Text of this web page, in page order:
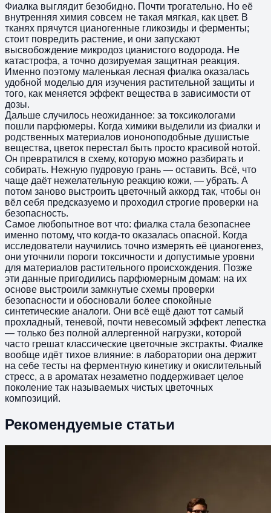
Фиалка выглядит безобидно. Почти трогательно. Но её
внутренняя химия совсем не такая мягкая, как цвет. В
тканях прячутся цианогенные гликозиды и ферменты;
стоит повредить растение, и они запускают
высвобождение микродоз цианистого водорода. Не
катастрофа, а точно дозируемая защитная реакция.
Именно поэтому маленькая лесная фиалка оказалась
удобной моделью для изучения растительной защиты и
того, как меняется эффект вещества в зависимости от
дозы.
Дальше случилось неожиданное: за токсикологами
пошли парфюмеры. Когда химики выделили из фиалки и
родственных материалов иононоподобные душистые
вещества, цветок перестал быть просто красивой нотой.
Он превратился в схему, которую можно разбирать и
собирать. Нежную пудровую грань — оставить. Всё, что
чаще даёт нежелательную реакцию кожи, — убрать. А
потом заново выстроить цветочный аккорд так, чтобы он
вёл себя предсказуемо и проходил строгие проверки на
безопасность.
Самое любопытное вот что: фиалка стала безопаснее
именно потому, что когда-то оказалась опасной. Когда
исследователи научились точно измерять её цианогенез,
они уточнили пороги токсичности и допустимые уровни
для материалов растительного происхождения. Позже
эти данные пригодились парфюмерным домам: на их
основе выстроили замкнутые схемы проверки
безопасности и обосновали более спокойные
синтетические аналоги. Они всё ещё дают тот самый
прохладный, теневой, почти невесомый эффект лепестка
— только без полной аллергенной нагрузки, которой
часто грешат классические цветочные экстракты. Фиалке
вообще идёт тихое влияние: в лаборатории она держит
на себе тесты на ферментную кинетику и окислительный
стресс, а в ароматах незаметно поддерживает целое
поколение так называемых чистых цветочных
композиций.
Рекомендуемые статьи